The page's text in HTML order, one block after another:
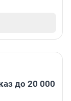
до 20 000